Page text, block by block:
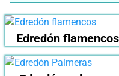
Edredón flamencos